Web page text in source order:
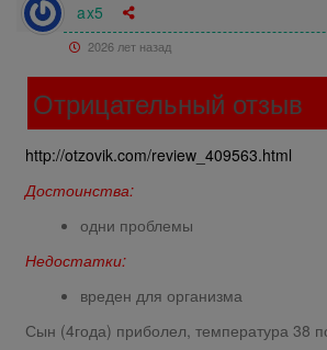
ax5
2026 лет назад
Отрицательный отзыв
http://otzovik.com/review_409563.html
Достоинства:
одни проблемы
Недостатки:
вреден для организма
Сын (4года) приболел, температура 38